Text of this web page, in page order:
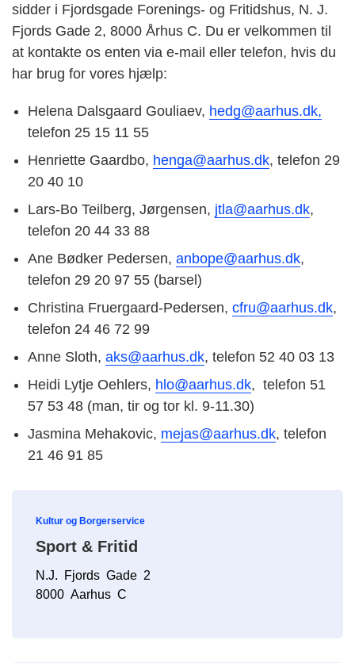
sidder i Fjordsgade Forenings- og Fritidshus, N. J.
Fjords Gade 2, 8000 Århus C. Du er velkommen til
at kontakte os enten via e-mail eller telefon, hvis du
har brug for vores hjælp:
Helena Dalsgaard Gouliaev, hedg@aarhus.dk,
telefon 25 15 11 55
Henriette Gaardbo, henga@aarhus.dk, telefon 29
20 40 10
Lars-Bo Teilberg, Jørgensen, jtla@aarhus.dk,
telefon 20 44 33 88
Ane Bødker Pedersen, anbope@aarhus.dk,
telefon 29 20 97 55 (barsel)
Christina Fruergaard-Pedersen, cfru@aarhus.dk,
telefon 24 46 72 99
Anne Sloth, aks@aarhus.dk, telefon 52 40 03 13
Heidi Lytje Oehlers, hlo@aarhus.dk, telefon 51
57 53 48 (man, tir og tor kl. 9-11.30)
Jasmina Mehakovic, mejas@aarhus.dk, telefon
21 46 91 85
Kultur og Borgerservice
Sport & Fritid
N.J. Fjords Gade 2
8000 Aarhus C